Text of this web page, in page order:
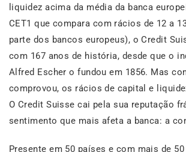
liquidez acima da média da banca
CET1 que compara com rácios de 12 a
parte dos bancos europeus), o Credit
com 167 anos de história, desde que o
Alfred Escher o fundou em 1856. Mas
comprovou, os rácios de capital e
O Credit Suisse cai pela sua reputação
sentimento que mais afeta a banca: a
Presente em 50 países e com mais de